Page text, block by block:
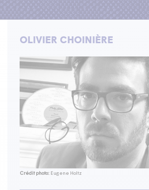
OLIVIER CHOINIÈRE
Crédit photo: Eugene Holtz